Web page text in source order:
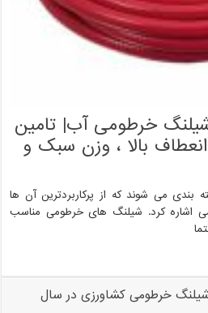
خرطومی آب| تامین
بالا ، وزن سبک و
بندی می شوند که از پرکاربردترین آن ها
اشاره کرد. شیلنگ های خرطومی مناسب
خرطومی کشاورزی در سال